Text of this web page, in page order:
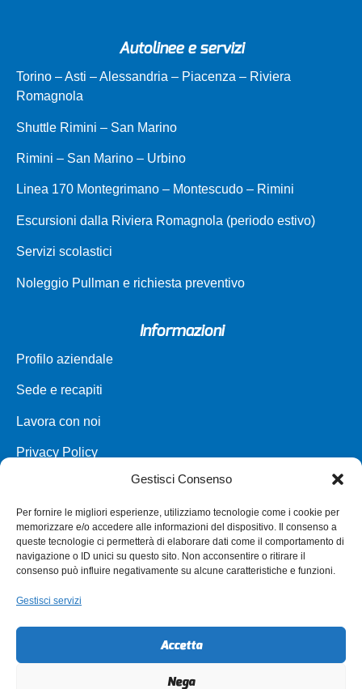
Gestisci Consenso
Per fornire le migliori esperienze, utilizziamo tecnologie come i cookie per
memorizzare e/o accedere alle informazioni del dispositivo. Il consenso a
queste tecnologie ci permetterà di elaborare dati come il comportamento di
navigazione o ID unici su questo sito. Non acconsentire o ritirare il
consenso può influire negativamente su alcune caratteristiche e funzioni.
Gestisci servizi
Accetta
Nega
Autolinee e servizi
Torino – Asti – Alessandria – Piacenza – Riviera
Romagnola
Shuttle Rimini – San Marino
Rimini – San Marino – Urbino
Linea 170 Montegrimano – Montescudo – Rimini
Escursioni dalla Riviera Romagnola (periodo estivo)
Servizi scolastici
Noleggio Pullman e richiesta preventivo
Informazioni
Profilo aziendale
Sede e recapiti
Lavora con noi
Privacy Policy
Parco veicoli a noleggio
Assistenza
Punti vendita
Annullamento e Rimborso Biglietto
Autorizzazioni per i minori